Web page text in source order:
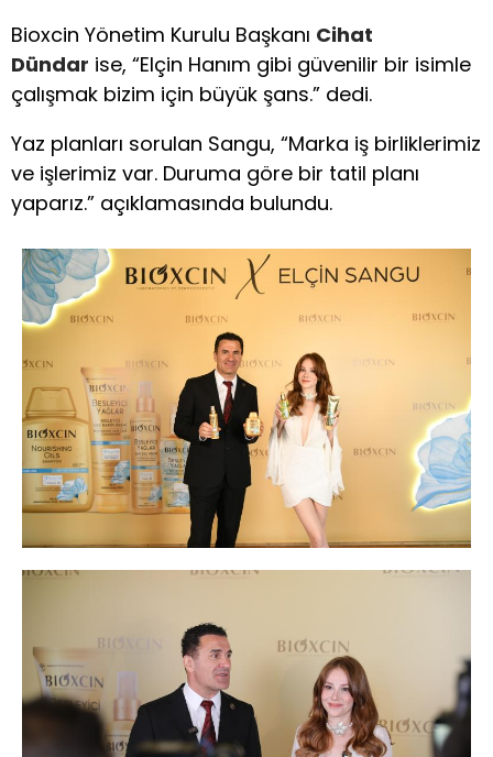
Bioxcin Yönetim Kurulu Başkanı Cihat
Dündar ise, “Elçin Hanım gibi güvenilir bir isimle
çalışmak bizim için büyük şans.” dedi.
Yaz planları sorulan Sangu, “Marka iş birliklerimiz
ve işlerimiz var. Duruma göre bir tatil planı
yaparız.” açıklamasında bulundu.